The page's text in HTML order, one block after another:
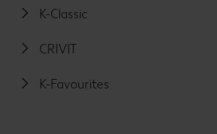
K-Classic
CRIVIT
K-Favourites